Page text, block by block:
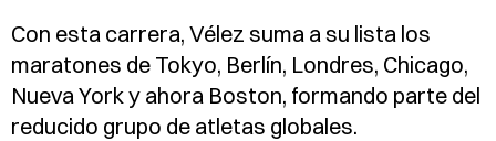
Con esta carrera, Vélez suma a su lista los
maratones de Tokyo, Berlín, Londres, Chicago,
Nueva York y ahora Boston, formando parte del
reducido grupo de atletas globales.